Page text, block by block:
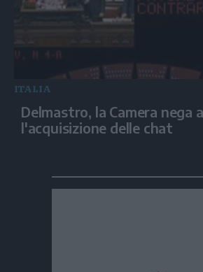
ITALIA
Delmastro, la Camera nega
l'acquisizione delle chat